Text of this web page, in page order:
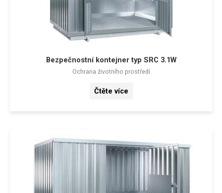
Bezpečnostní kontejner typ SRC 3.1W
Ochrana životního prostředí
Čtěte více